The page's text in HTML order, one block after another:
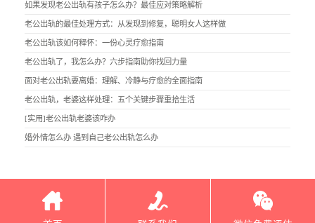
如果发现老公出轨有孩子怎么办？最佳应对策略解析
老公出轨的最佳处理方式：从发现到修复，聪明女人这样做
老公出轨该如何释怀：一份心灵疗愈指南
老公出轨了，我怎么办？六步指南助你找回力量
面对老公出轨要离婚：理解、冷静与疗愈的全面指南
老公出轨，老婆这样处理：五个关键步骤重拾生活
[实用]老公出轨老婆该咋办
婚外情怎么办 遇到自己老公出轨怎么办